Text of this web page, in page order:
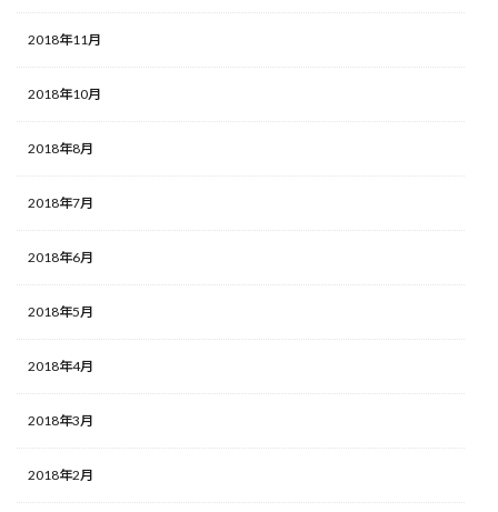
2018年11月
2018年10月
2018年8月
2018年7月
2018年6月
2018年5月
2018年4月
2018年3月
2018年2月